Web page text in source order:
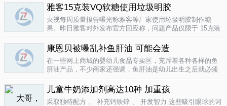
有害又不能完全戒掉的原因，因为酒已经不只是一种可以喝
的饮品那么简单，就像茶一样有很厚..
雅客15克装VQ软糖使用垃圾明胶
央视每周质量报告曝光称雅客等厂家使用垃圾明胶制作糖
果。昨日雅客对外发布官方回应称，问题产品仅限于 15克装
生产该产品，并将嘉利达明胶原料全部封存。对已上市流通
产品，雅客表示已于3月15..
康恩贝被曝乱补鱼肝油 可能会造
在一些网上商城的婴幼儿食品专卖区，充斥着各种各样的鱼
肝油产品，不少商家还强调，鱼肝油是幼儿出生之后就必须
孩子服用鱼肝油。而实际上，以食品身份出现的鱼肝油是药
品，过量补充会对孩子产生伤害。在..
儿童牛奶添加剂高达10种 加重孩
采取独特配方 、 补充钙铁锌 、 开发智力 这些吸引眼球的词